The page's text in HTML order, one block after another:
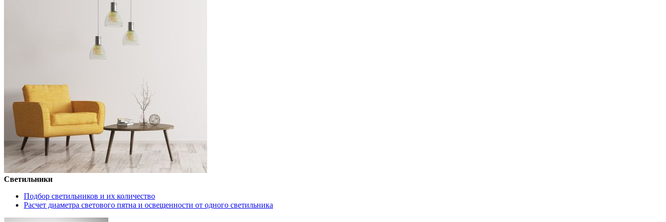
Светильники
Подбор светильников и их количество
Расчет диаметра светового пятна и освещенности от одного светильника